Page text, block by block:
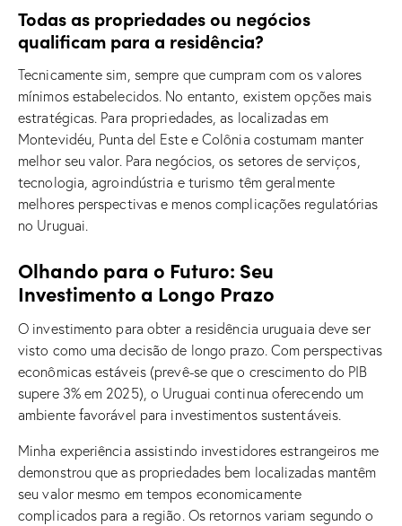
Todas as propriedades ou negócios
qualificam para a residência?
Tecnicamente sim, sempre que cumpram com os valores
mínimos estabelecidos. No entanto, existem opções mais
estratégicas. Para propriedades, as localizadas em
Montevidéu, Punta del Este e Colônia costumam manter
melhor seu valor. Para negócios, os setores de serviços,
tecnologia, agroindústria e turismo têm geralmente
melhores perspectivas e menos complicações regulatórias
no Uruguai.
Olhando para o Futuro: Seu
Investimento a Longo Prazo
O investimento para obter a residência uruguaia deve ser
visto como uma decisão de longo prazo. Com perspectivas
econômicas estáveis (prevê-se que o crescimento do PIB
supere 3% em 2025), o Uruguai continua oferecendo um
ambiente favorável para investimentos sustentáveis.
Minha experiência assistindo investidores estrangeiros me
demonstrou que as propriedades bem localizadas mantêm
seu valor mesmo em tempos economicamente
complicados para a região. Os retornos variam segundo o